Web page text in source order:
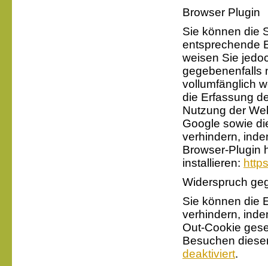
Browser Plugin
Sie können die
entsprechende
weisen Sie
gegebenenfalls
vollumfänglich
die Erfassung
Nutzung der
Google sowie
verhindern,
Browser-Plugin
installieren:
Widerspruch
Sie können die
verhindern,
Out-Cookie
Besuchen
deaktiviert.